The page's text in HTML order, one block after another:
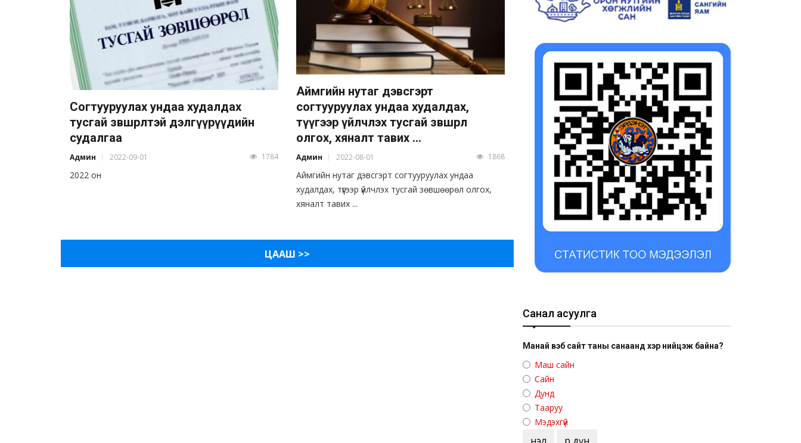
Согтууруулах ундаа худалдах
тусгай зөвшөөрөлтэй дэлгүүрүүдийн
судалгаа
Админ 2022-09-01 1784
2022 он
Аймгийн нутаг дэвсгэрт
согтууруулах ундаа худалдах,
түүгээр үйлчлэх тусгай зөвшөөрөл
олгох, хяналт тавих ...
Админ 2022-08-01 1868
Аймгийн нутаг дэвсгэрт согтууруулах ундаа
худалдах, түүгээр үйлчлэх тусгай зөвшөөрөл олгох,
хяналт тавих ...
ЦААШ >>
Санал асуулга
Манай вэб сайт таны санаанд хэр нийцэж байна?
Маш сайн
Сайн
Дунд
Тааруу
Мэдэхгүй